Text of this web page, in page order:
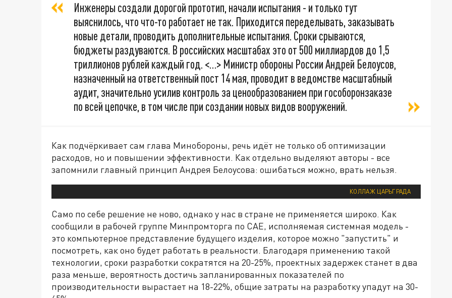
Инженеры создали дорогой прототип, начали испытания - и только тут
выяснилось, что что-то работает не так. Приходится переделывать, заказывать
новые детали, проводить дополнительные испытания. Сроки срываются,
бюджеты раздуваются. В российских масштабах это от 500 миллиардов до 1,5
триллионов рублей каждый год. <…> Министр обороны России Андрей Белоусов,
назначенный на ответственный пост 14 мая, проводит в ведомстве масштабный
аудит, значительно усилив контроль за ценообразованием при гособоронзаказе
по всей цепочке, в том числе при создании новых видов вооружений.
Как подчёркивает сам глава Минобороны, речь идёт не только об оптимизации
расходов, но и повышении эффективности. Как отдельно выделяют авторы - все
запомнили главный принцип Андрея Белоусова: ошибаться можно, врать нельзя.
КОЛЛАЖ ЦАРЬГРАДА
Само по себе решение не ново, однако у нас в стране не применяется широко. Как
сообщили в рабочей группе Минпромторга по CAE, исполняемая системная модель -
это компьютерное представление будущего изделия, которое можно "запустить" и
посмотреть, как оно будет работать в реальности. Благодаря применению такой
технологии, сроки разработки сократятся на 20-25%, проектных задержек станет в два
раза меньше, вероятность достичь запланированных показателей по
производительности вырастает на 18-22%, общие затраты на разработку упадут на 30-